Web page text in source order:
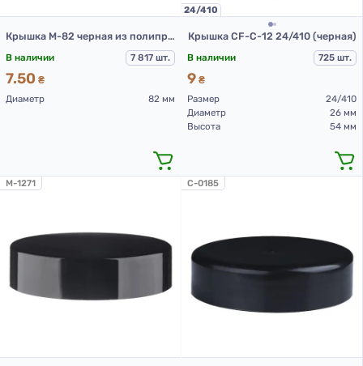
Крышка М-82 черная из полипропилена
В наличии 7 817 шт.
7.50 ₴
Диаметр
82 мм
24/410
Крышка CF-C-12 24/410 (черная)
В наличии 725 шт.
9 ₴
Размер
24/410
Диаметр
26 мм
Высота
54 мм
M-1271 C-0185